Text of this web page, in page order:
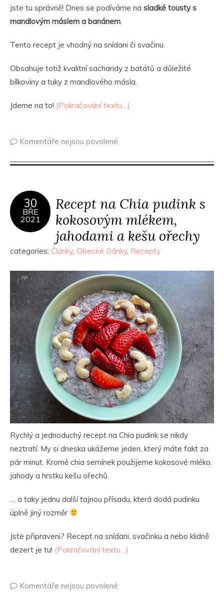
jste tu správně! Dnes se podíváme na sladké tousty s
mandlovým máslem a banánem.
Tento recept je vhodný na snídani či svačinu.
Obsahuje totiž kvalitní sacharidy z batátů a důležité
bílkoviny a tuky z mandlového másla.
Jdeme na to! (Pokračování textu…)
Komentáře nejsou povolené
30
BŘE
2021
Recept na Chia pudink s
kokosovým mlékem,
jahodami a kešu ořechy
categories: Články, Obecné články, Recepty
Rychlý a jednoduchý recept na Chia pudink se nikdy
neztratí. My si dneska ukážeme jeden, který máte fakt za
pár minut. Kromě chia semínek použijeme kokosové mléko,
jahody a hrstku kešu ořechů.
… a taky jednu další tajnou přísadu, která dodá pudinku
úplně jiný rozměr
Jste připraveni? Recept na snídani, svačinku a nebo klidně
dezert je tu! (Pokračování textu…)
Komentáře nejsou povolené